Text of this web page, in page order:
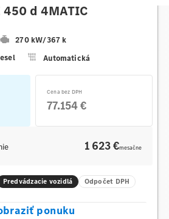
450 d 4MATIC
270 kW/367 k
Automatická
Cena bez DPH
77.154 €
1 623 €mesačne
Predvádzacie vozidlá Odpočet DPH
ponuku